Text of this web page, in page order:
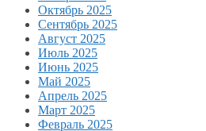
Октябрь 2025
Сентябрь 2025
Август 2025
Июль 2025
Июнь 2025
Май 2025
Апрель 2025
Март 2025
Февраль 2025